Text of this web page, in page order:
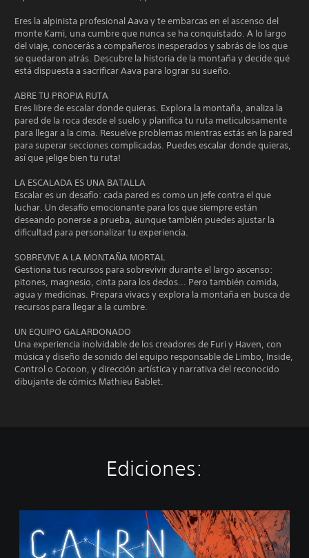
Eres la alpinista profesional Aava y te embarcas en el ascenso del
monte Kami, una cumbre que nunca se ha conquistado. A lo largo
del viaje, conocerás a compañeros inesperados y sabrás de los que
se quedaron atrás. Descubre la historia de la montaña y decide qué
está dispuesta a sacrificar Aava para lograr su sueño.
ABRE TU PROPIA RUTA
Eres libre de escalar donde quieras. Explora la montaña, analiza la
pared de la roca desde el suelo y planifica tu ruta meticulosamente
para llegar a la cima. Resuelve problemas mientras estás en la pared
para superar secciones complicadas. Puedes escalar donde quieras,
así que ¡elige bien tu ruta!
LA ESCALADA ES UNA BATALLA
Escalar es un desafío: cada pared es como un jefe contra el que
luchar. Un desafío emocionante para los que siempre están
deseando ponerse a prueba, aunque también puedes ajustar la
dificultad para personalizar tu experiencia.
SOBREVIVE A LA MONTAÑA MORTAL
Gestiona tus recursos para sobrevivir durante el largo ascenso:
pitones, magnesio, cinta para los dedos... Pero también comida,
agua y medicinas. Prepara vivacs y explora la montaña en busca de
recursos para llegar a la cumbre.
UN EQUIPO GALARDONADO
Una experiencia inolvidable de los creadores de Furi y Haven, con
música y diseño de sonido del equipo responsable de Limbo, Inside,
Control o Cocoon, y dirección artística y narrativa del reconocido
dibujante de cómics Mathieu Bablet.
Ediciones: